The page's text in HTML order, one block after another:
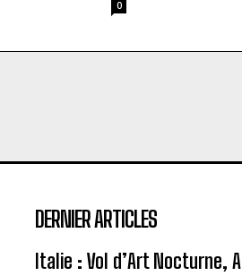
0
DERNIER ARTICLES
Italie : Vol d’Art Nocturne,